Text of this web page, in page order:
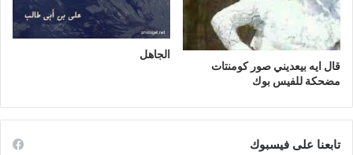
قال ايه بيعديني صور كومنتات
مضحكة للفيس بوك
الجاهل
تابعنا على فيسبوك